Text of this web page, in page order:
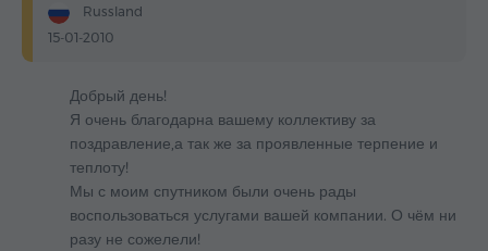
Russland
15-01-2010
Добрый день!
Я очень благодарна вашему коллективу за
поздравление,а так же за проявленные терпение и
теплоту!
Мы с моим спутником были очень рады
воспользоваться услугами вашей компании. О чём ни
разу не сожелели!